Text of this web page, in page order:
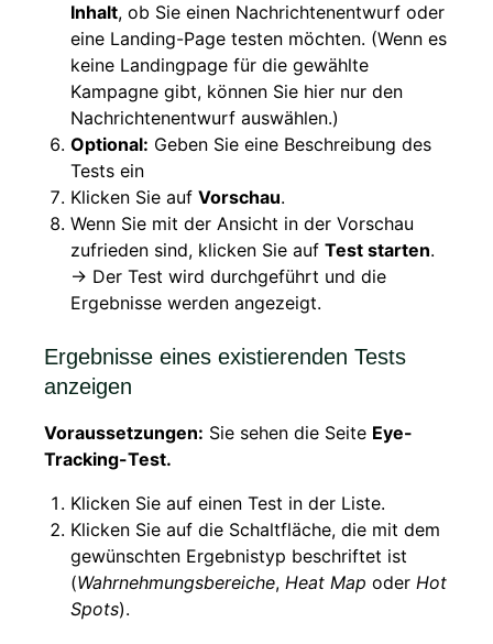
Inhalt, ob Sie einen Nachrichtenentwurf oder
eine Landing-Page testen möchten. (Wenn es
keine Landingpage für die gewählte
Kampagne gibt, können Sie hier nur den
Nachrichtenentwurf auswählen.)
Optional: Geben Sie eine Beschreibung des
Tests ein
Klicken Sie auf Vorschau.
Wenn Sie mit der Ansicht in der Vorschau
zufrieden sind, klicken Sie auf Test starten.
→ Der Test wird durchgeführt und die
Ergebnisse werden angezeigt.
Ergebnisse eines existierenden Tests
anzeigen
Voraussetzungen: Sie sehen die Seite Eye-
Tracking-Test.
Klicken Sie auf einen Test in der Liste.
Klicken Sie auf die Schaltfläche, die mit dem
gewünschten Ergebnistyp beschriftet ist
(Wahrnehmungsbereiche, Heat Map oder Hot
Spots).